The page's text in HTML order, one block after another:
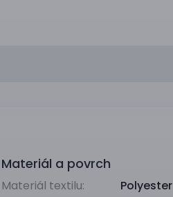
Materiál a povrch
Materiál textilu:
Polyester